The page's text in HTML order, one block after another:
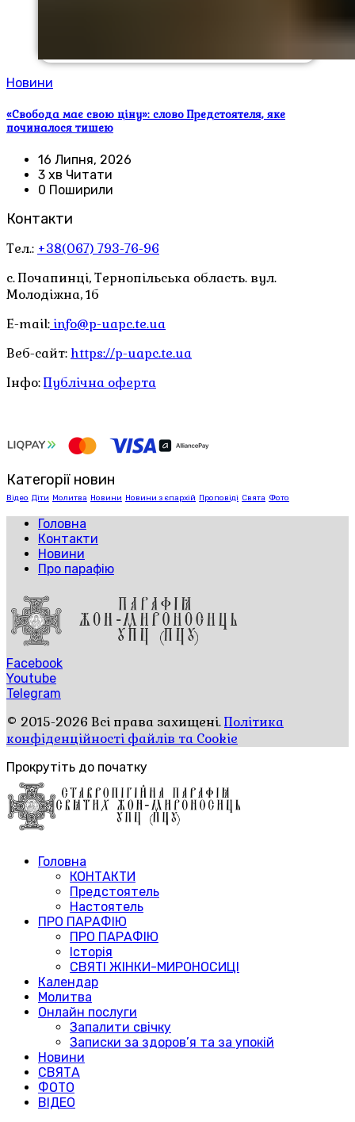
Новини
«Свобода має свою ціну»: слово Предстоятеля, яке
починалося тишею
16 Липня, 2026
3 хв Читати
0 Поширили
Контакти
Тел.: +38(067) 793-76-96
с. Почапинці, Тернопільська область. вул.
Молодіжна, 1б
E-mail: info@p-uapc.te.ua
Веб-сайт: https://p-uapc.te.ua
Інфо:Публічна оферта
Категорії новин
Відео Діти Молитва Новини Новини з єпархій Проповіді Свята Фото
Головна
Контакти
Новини
Про парафію
Facebook
Youtube
Telegram
© 2015-2026 Всі права захищені.Політика
конфіденційності файлів та Cookie
Прокрутіть до початку
Головна
КОНТАКТИ
Предстоятель
Настоятель
ПРО ПАРАФІЮ
ПРО ПАРАФІЮ
Історія
СВЯТІ ЖІНКИ-МИРОНОСИЦІ
Календар
Молитва
Онлайн послуги
Запалити свічку
Записки за здоров’я та за упокій
Новини
СВЯТА
ФОТО
ВІДЕО